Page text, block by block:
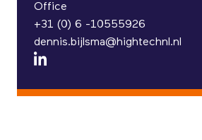
Office
+31 (0) 6 -10555926
dennis.bijlsma@hightechnl.nl